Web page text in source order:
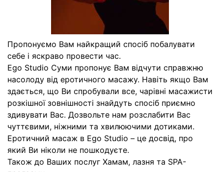
Пропонуємо Вам найкращий спосіб побалувати
себе і яскраво провести час.
Ego Studio Суми пропонує Вам відчути справжню
насолоду від еротичного масажу. Навіть якщо Вам
здається, що Ви спробували все, чарівні масажисти
розкішної зовнішності знайдуть спосіб приємно
здивувати Вас. Дозвольте нам розслабити Вас
чуттєвими, ніжними та хвилюючими дотиками.
Еротичний масаж в Ego Studio – це досвід, про
який Ви ніколи не пошкодуєте.
Також до Ваших послуг Хамам, лазня та SPA-